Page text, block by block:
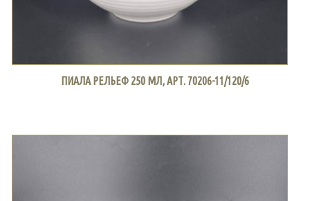
ПИАЛА РЕЛЬЕФ 250 МЛ, АРТ. 70206-11/120/6